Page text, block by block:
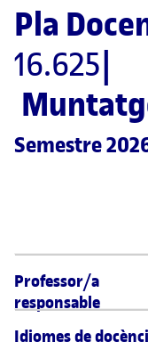
Pla
16.625
Semestre
Professor/a
responsable
Idiomes de